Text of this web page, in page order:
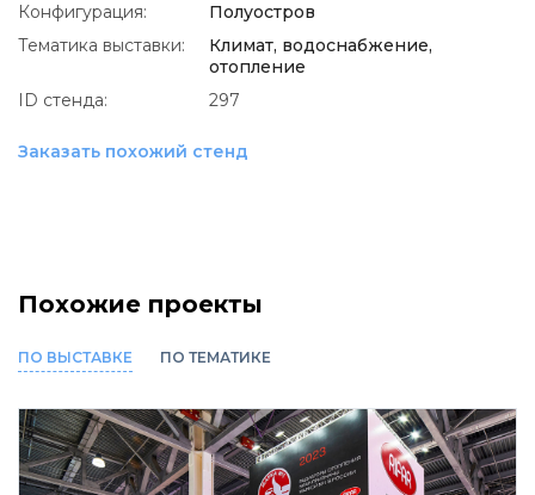
Конфигурация:
Полуостров
Тематика выставки:
Климат, водоснабжение,
отопление
ID стенда:
297
Заказать похожий стенд
Похожие проекты
ПО ВЫСТАВКЕ ПО ТЕМАТИКЕ